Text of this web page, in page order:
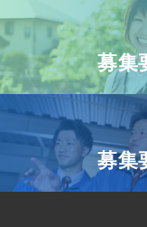
募集
募集